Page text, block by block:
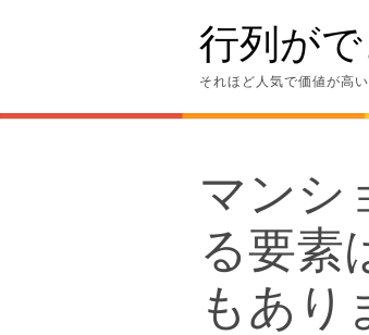
行列が
それほど人気で価値が高
マンシ
る要素
もあり